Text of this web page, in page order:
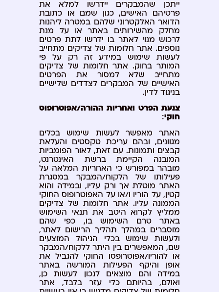
ייתכן שהמבקרים יידרשו למלא את
פרטיהם האישים, כגון שמם או כתובת
הדואר האלקטרוני שלהם במטרה ליהנות
מחלק מהשירותים באתר או על מנת
לרכוש מנוי לאתר בו ידרשו לתת פרטים
נוספים. אתר חלומות של צדיקים מתחייב
לעשות שימוש במידע זה רק על פי
המותר בחוק. אתר חלומות של צדיקים
מתחייב שלא למסור את הפרטים
האישיים של המבקרים לצדדים שלישיים
בניגוד לדין.
צנעת הפרט ואחריות ההורה/אפוטרופוס
חוקי:
האתר מאפשר לעשות שימוש בכלים
מגוונים, ובהם עריכת טקסטים והעלאת
קבצים ותמונות. עם זאת, לאור הפומביות
המובנה הקיימת ברשת האינטרנט,
מובהר במפורש כי האחריות המלאה על
פעילותו של הלקוח/המבקר במסגרת
האתר מוטלת אך ורק עליו, ובמידה והוא
קטין, על הוריו ו/או על האפוטרופוס החוקי
הממונה עליו. אתר חלומות של צדיקים
ממליץ לקרוא היטב את תנאי השימוש
באתר טרם השימוש בו, כפי שהם
מוסברים במהלך תהליך הרישום לאתר,
ולעשות שימוש בכלי הניהול המוצעים
שם, המאפשרים בין היתר ללקוח/המבקר
או להוריו/אפוטרופסו החוקי להגביל את
אופן והיקף הפעילות המורשה באתר
במידה והם מוצאים לנכון לעשות כן,
ואולם, בהיותם כלי עזר בלבד, אתר